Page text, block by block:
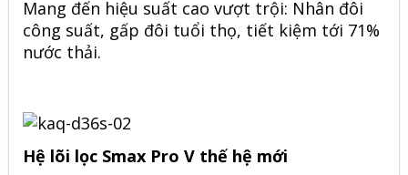
Mang đến hiệu suất cao vượt trội: Nhân đôi
công suất, gấp đôi tuổi thọ, tiết kiệm tới 71%
nước thải.
Hệ lõi lọc Smax Pro V thế hệ mới